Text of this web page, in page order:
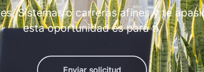
Sistemas o carreras afines y te
esta oportunidad es para ti.
Enviar solicitud